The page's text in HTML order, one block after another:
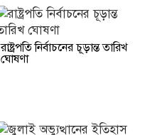
রাষ্ট্রপতি নির্বাচনের চূড়ান্ত তারিখ
ঘোষণা